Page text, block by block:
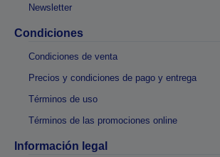
Newsletter
Condiciones
Condiciones de venta
Precios y condiciones de pago y entrega
Términos de uso
Términos de las promociones online
Información legal